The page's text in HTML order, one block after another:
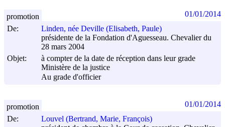
De:
Linden, née Deville (Elisabeth, Paule)
présidente de la Fondation d'Aguesseau. Chevalier du
28 mars 2004
Objet:
à compter de la date de réception dans leur grade
Ministère de la justice
Au grade d'officier
promotion 01/01/2014
De:
Louvel (Bertrand, Marie, François)
promotion 01/01/2014